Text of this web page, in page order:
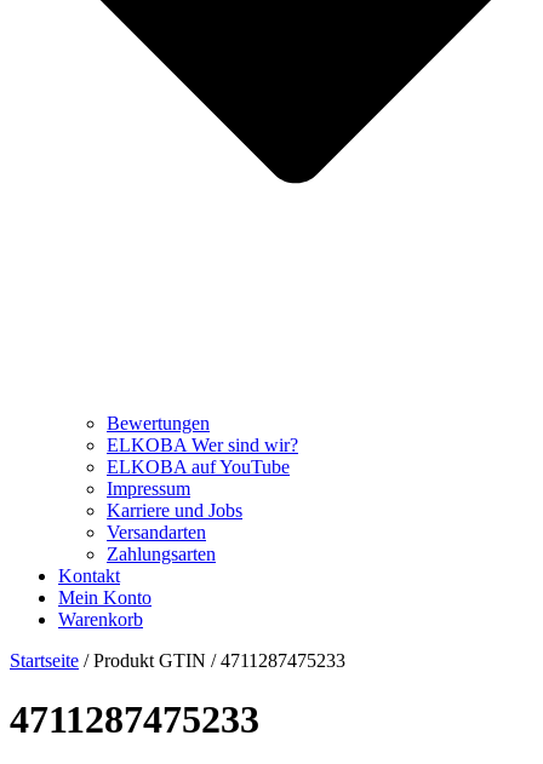
Bewertungen
ELKOBA Wer sind wir?
ELKOBA auf YouTube
Impressum
Karriere und Jobs
Versandarten
Zahlungsarten
Kontakt
Mein Konto
Warenkorb
Startseite / Produkt GTIN / 4711287475233
4711287475233